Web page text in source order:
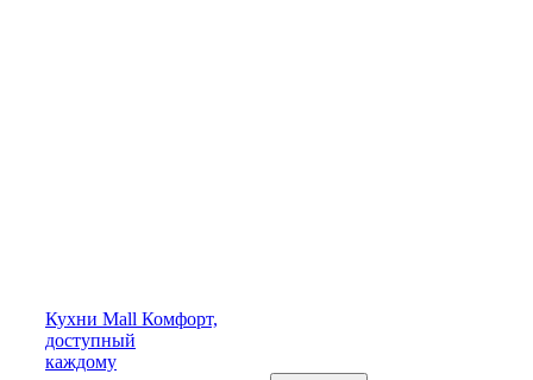
Кухни Mall Комфорт,
доступный
каждому